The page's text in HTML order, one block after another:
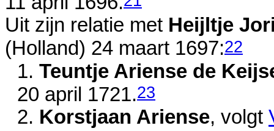
Uit zijn relatie met Heijltje
(Holland) 24 maart 1697:22
1. Teuntje Ariense de
20 april 1721.23
2. Korstjaan Ariense, volgt